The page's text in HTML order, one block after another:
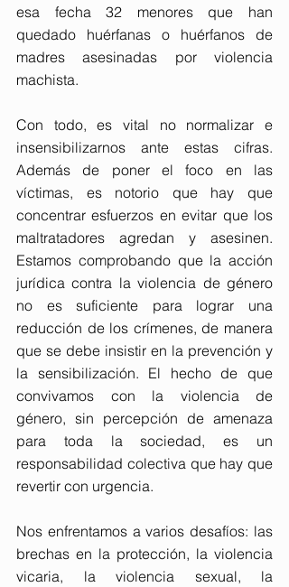
esa fecha 32 menores que han
quedado huérfanas o huérfanos de
madres asesinadas por violencia
machista.
Con todo, es vital no normalizar e
insensibilizarnos ante estas cifras.
Además de poner el foco en las
víctimas, es notorio que hay que
concentrar esfuerzos en evitar que los
maltratadores agredan y asesinen.
Estamos comprobando que la acción
jurídica contra la violencia de género
no es suficiente para lograr una
reducción de los crímenes, de manera
que se debe insistir en la prevención y
la sensibilización. El hecho de que
convivamos con la violencia de
género, sin percepción de amenaza
para toda la sociedad, es un
responsabilidad colectiva que hay que
revertir con urgencia.
Nos enfrentamos a varios desafíos: las
brechas en la protección, la violencia
vicaria, la violencia sexual, la